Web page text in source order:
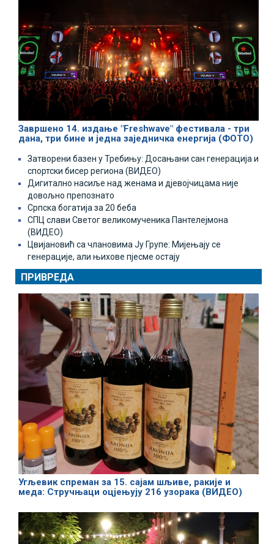
Завршено 14. издање "Freshwave" фестивала - три
дана, три бине и једна заједничка енергија (ФОТО)
Затворени базен у Требињу: Досањани сан генерација и
спортски бисер региона (ВИДЕО)
Дигитално насиље над женама и дјевојчицама није
довољно препознато
Српска богатија за 20 беба
СПЦ слави Светог великомученика Пантелејмона
(ВИДЕО)
Цвијановић са члановима Ју Групе: Мијењају се
генерације, али њихове пјесме остају
ПРИВРЕДА
Угљевик спреман за 15. сајам шљиве, ракије и
меда: Стручњаци оцјењују 216 узорака (ВИДЕО)